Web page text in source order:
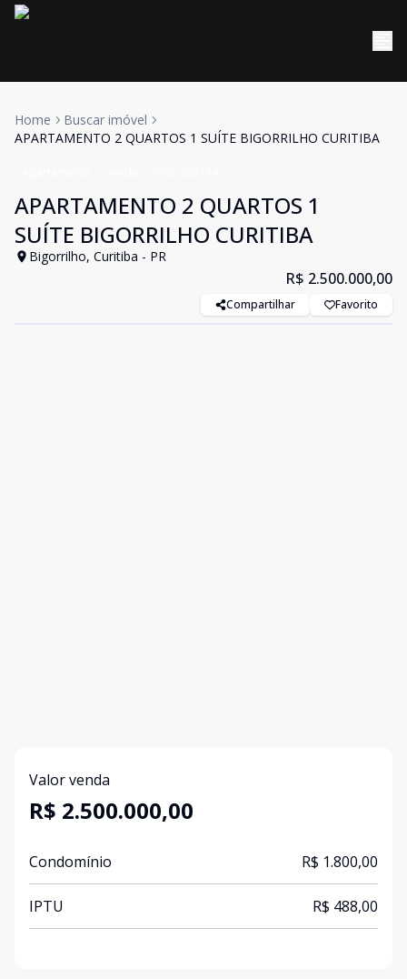
Home
Buscar imóvel
APARTAMENTO 2 QUARTOS 1 SUÍTE BIGORRILHO CURITIBA
APARTAMENTO 2 QUARTOS 1
SUÍTE BIGORRILHO CURITIBA
Bigorrilho, Curitiba - PR
R$ 2.500.000,00
Compartilhar Favorito
Valor venda
R$ 2.500.000,00
Condomínio R$ 1.800,00
IPTU R$ 488,00